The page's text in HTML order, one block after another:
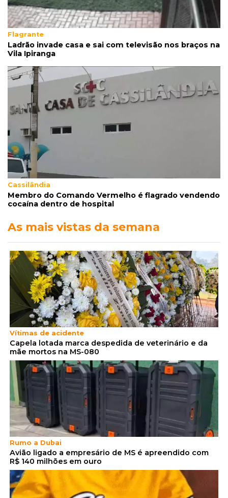
banho de sol e leva socos de detento
Flagrante
Ladrão invade casa e sai com televisão nos braços na
Vila Ipiranga
Cassilândia
Membro do Comando Vermelho é flagrado vendendo
cocaína dentro de hospital
As mais vistas da semana
Vítimas de acidente
Capela lotada marca despedida de veterinário e da
mãe mortos na MS-080
Rumo a Dubai
Avião ligado a empresário de MS é apreendido com
R$ 140 milhões em ouro